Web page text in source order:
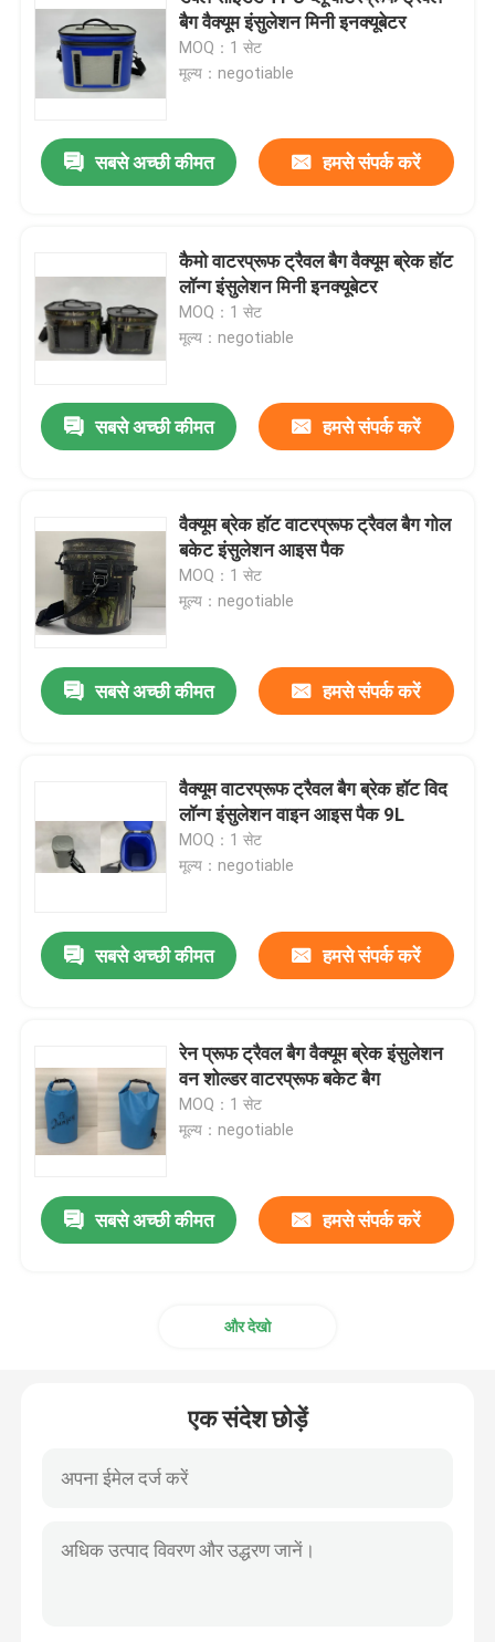
बैग वैक्यूम इंसुलेशन मिनी इनक्यूबेटर
MOQ：1 सेट
मूल्य：negotiable
सबसे अच्छी कीमत हमसे संपर्क करें
कैमो वाटरप्रूफ ट्रैवल बैग वैक्यूम ब्रेक हॉट
लॉन्ग इंसुलेशन मिनी इनक्यूबेटर
MOQ：1 सेट
मूल्य：negotiable
सबसे अच्छी कीमत हमसे संपर्क करें
वैक्यूम ब्रेक हॉट वाटरप्रूफ ट्रैवल बैग गोल
बकेट इंसुलेशन आइस पैक
MOQ：1 सेट
मूल्य：negotiable
सबसे अच्छी कीमत हमसे संपर्क करें
वैक्यूम वाटरप्रूफ ट्रैवल बैग ब्रेक हॉट विद
लॉन्ग इंसुलेशन वाइन आइस पैक 9L
MOQ：1 सेट
मूल्य：negotiable
सबसे अच्छी कीमत हमसे संपर्क करें
रेन प्रूफ ट्रैवल बैग वैक्यूम ब्रेक इंसुलेशन
वन शोल्डर वाटरप्रूफ बकेट बैग
MOQ：1 सेट
मूल्य：negotiable
सबसे अच्छी कीमत हमसे संपर्क करें
और देखो
एक संदेश छोड़ें